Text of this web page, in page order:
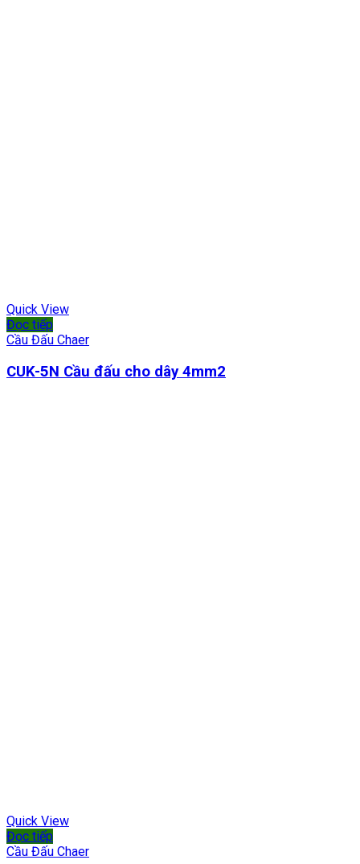
Quick View
Đọc tiếp
Cầu Đấu Chaer
CUK-5N Cầu đấu cho dây 4mm2
Quick View
Đọc tiếp
Cầu Đấu Chaer